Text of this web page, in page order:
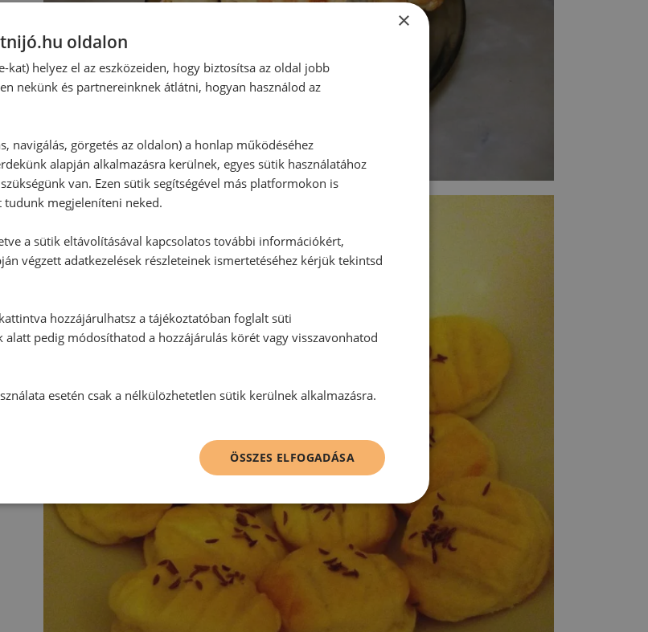
×
oldalon
kat) helyez el az eszközeiden, hogy biztosítsa az oldal jobb
nekünk és partnereinknek átlátni, hogyan használod az
navigálás, görgetés az oldalon) a honlap működéséhez
alapján alkalmazásra kerülnek, egyes sütik használatához
van. Ezen sütik segítségével más platformokon is
megjeleníteni neked.
a sütik eltávolításával kapcsolatos további információkért,
végzett adatkezelések részleteinek ismertetéséhez kérjük tekintsd
hozzájárulhatsz a tájékoztatóban foglalt süti
alatt pedig módosíthatod a hozzájárulás körét vagy visszavonhatod
esetén csak a nélkülözhetetlen sütik kerülnek alkalmazásra.
ÖSSZES ELFOGADÁSA